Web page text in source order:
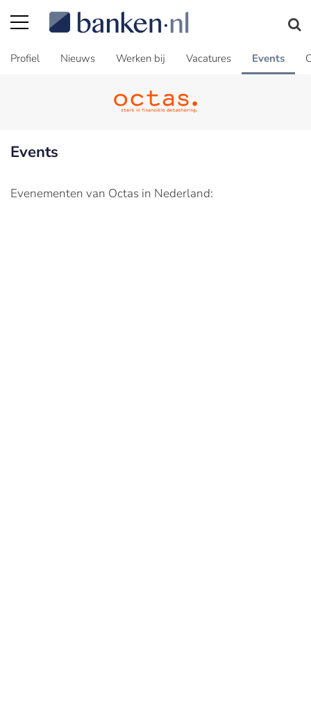
Profiel Nieuws Werken bij Vacatures Events
Events
Evenementen van Octas in Nederland: